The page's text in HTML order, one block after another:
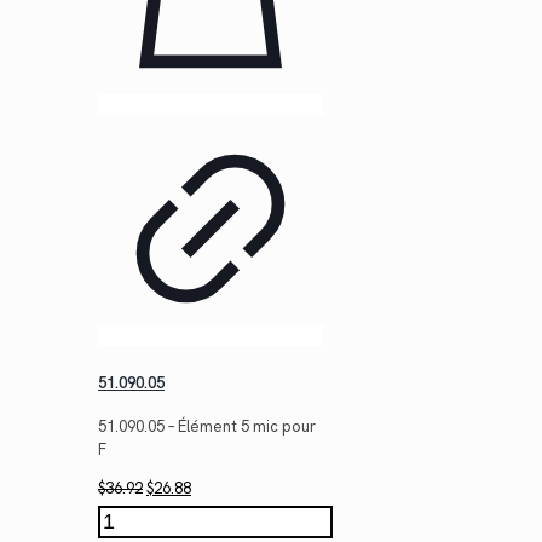
51.090.05
51.090.05 – Élément 5 mic pour
F
$36.92Le
prix
initial
$26.88Le
prix
actuel
quantité